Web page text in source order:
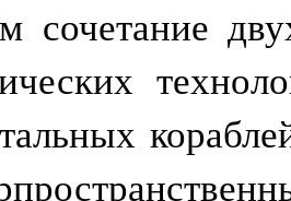
сочетание